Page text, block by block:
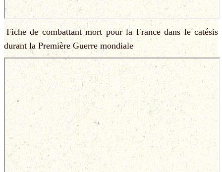
Fiche de combattant mort pour la France dans le catésis
durant la Première Guerre mondiale